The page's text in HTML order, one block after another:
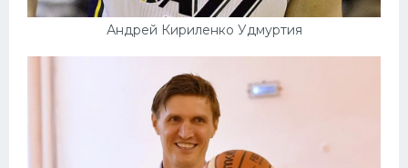
Андрей Кириленко Удмуртия